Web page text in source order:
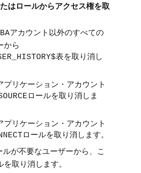
はロールからアクセス権を取
アカウント以外のすべての
から
表を取り消し
プリケーション・アカウント
ロールを取り消しま
プリケーション・アカウント
ロールを取り消します。
ルが不要なユーザーから、こ
取り消します。